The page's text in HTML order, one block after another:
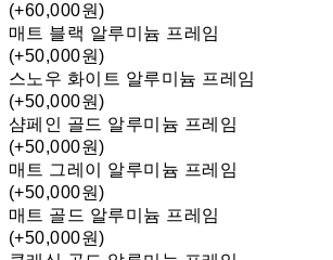
(+60,000원)
매트 블랙 알루미늄 프레임
(+50,000원)
스노우 화이트 알루미늄 프레임
(+50,000원)
샴페인 골드 알루미늄 프레임
(+50,000원)
매트 그레이 알루미늄 프레임
(+50,000원)
매트 골드 알루미늄 프레임
(+50,000원)